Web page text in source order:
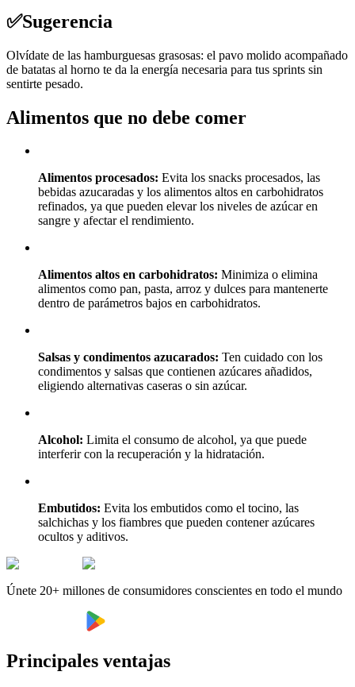
✅Sugerencia
Olvídate de las hamburguesas grasosas: el pavo molido acompañado
de batatas al horno te da la energía necesaria para tus sprints sin
sentirte pesado.
Alimentos que no debe comer
Alimentos procesados: Evita los snacks procesados, las
bebidas azucaradas y los alimentos altos en carbohidratos
refinados, ya que pueden elevar los niveles de azúcar en
sangre y afectar el rendimiento.
Alimentos altos en carbohidratos: Minimiza o elimina
alimentos como pan, pasta, arroz y dulces para mantenerte
dentro de parámetros bajos en carbohidratos.
Salsas y condimentos azucarados: Ten cuidado con los
condimentos y salsas que contienen azúcares añadidos,
eligiendo alternativas caseras o sin azúcar.
Alcohol: Limita el consumo de alcohol, ya que puede
interferir con la recuperación y la hidratación.
Embutidos: Evita los embutidos como el tocino, las
salchichas y los fiambres que pueden contener azúcares
ocultos y aditivos.
Únete 20+ millones de consumidores conscientes en todo el mundo
Principales ventajas